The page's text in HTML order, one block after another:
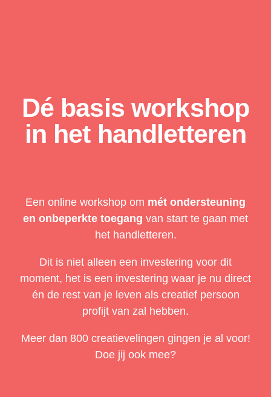
Dé basis workshop
in het handletteren
Een online workshop om mét ondersteuning
en onbeperkte toegang van start te gaan met
het handletteren.
Dit is niet alleen een investering voor dit
moment, het is een investering waar je nu direct
én de rest van je leven als creatief persoon
profijt van zal hebben.
Meer dan 800 creatievelingen gingen je al voor!
Doe jij ook mee?